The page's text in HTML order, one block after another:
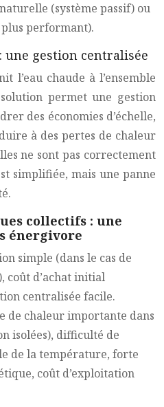
(système passif) ou
performant).
une gestion centralisée
l’eau chaude à l’ensemble
permet une gestion
des économies d’échelle,
à des pertes de chaleur
ne sont pas correctement
simplifiée, mais une panne
collectifs : une
énergivore
simple (dans le cas de
coût d’achat initial
centralisée facile.
de chaleur importante dans
isolées), difficulté de
de la température, forte
coût d’exploitation